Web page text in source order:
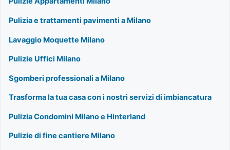
Pulizia e trattamenti pavimenti a Milano
Lavaggio Moquette Milano
Pulizie Uffici Milano
Sgomberi professionali a Milano
Trasforma la tua casa con i nostri servizi di imbiancatura
Pulizia Condomini Milano e Hinterland
Pulizie di fine cantiere Milano